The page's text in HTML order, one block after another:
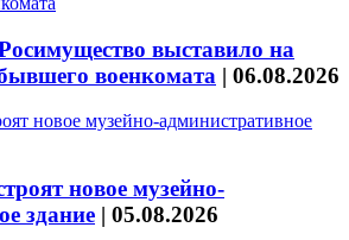
выставило на
военкомата | 06.08.2026
новое музейно-
здание | 05.08.2026